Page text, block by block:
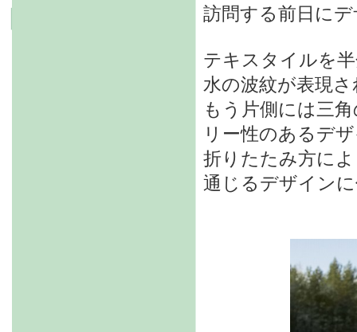
訪問する前日に
テキスタイルを
水の波紋が表現
もう片側には三
リー性のあるデ
折りたたみ方に
通じるデザイン